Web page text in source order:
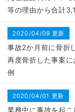
等の理由から合計
2020/04/09 更新
事故2か月前に骨折
再度骨折した事案
例
2020/04/01 更新
業務中に事故を起